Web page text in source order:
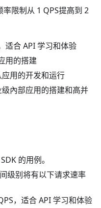
限制从 1 QPS提高到 2
适合 API 学习和体验
用的搭建
用的开发和运行
內部应用的搭建和高并
的用例。
级别将有以下请求速率
，适合 API 学习和体验